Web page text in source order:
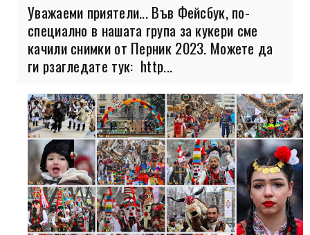
Уважаеми приятели... Във Фейсбук, по-
специално в нашата група за кукери сме
качили снимки от Перник 2023. Можете да
ги рзагледате тук: http...